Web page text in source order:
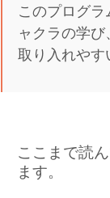
このプログ
ャクラの学
取り入れやす
ここまで読
ます。